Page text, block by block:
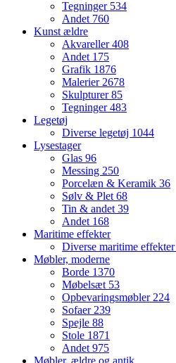
Tegninger 534
Andet 760
Kunst ældre
Akvareller408
Andet 175
Grafik 1876
Malerier2678
Skulpturer85
Tegninger483
Legetøj
Diverse legetøj 1044
Lysestager
Glas 96
Messing 250
Porcelæn & Keramik 36
Sølv & Plet68
Tin & andet39
Andet 168
Maritime effekter
Diverse maritime effekter
Møbler, moderne
Borde 1370
Møbelsæt 53
Opbevaringsmøbler224
Sofaer239
Spejle 88
Stole 1871
Andet975